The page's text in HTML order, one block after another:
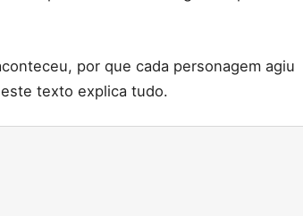
por que cada personagem agiu
texto explica tudo.